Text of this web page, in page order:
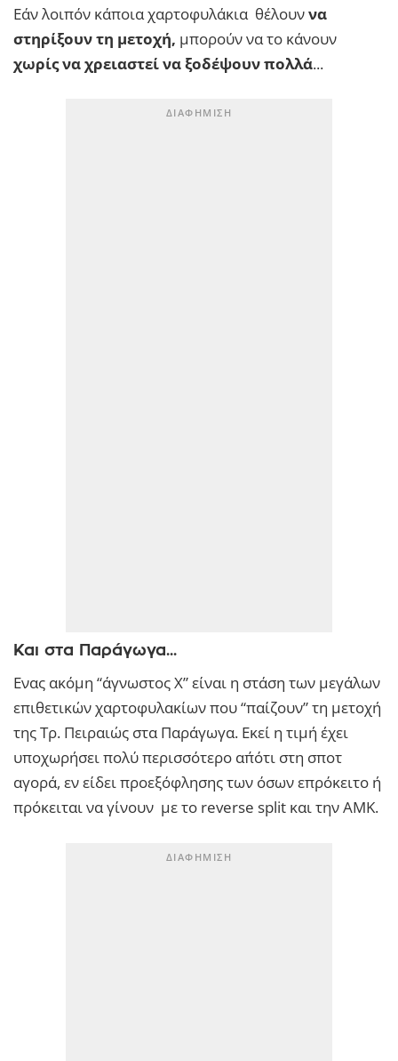
Εάν λοιπόν κάποια χαρτοφυλάκια θέλουννα
στηρίξουν τη μετοχή, μπορούν να το κάνουν
χωρίς να χρειαστεί να ξοδέψουν πολλά...
Και στα Παράγωγα...
Ενας ακόμη “άγνωστος Χ” είναι η στάση των μεγάλων
επιθετικών χαρτοφυλακίων που “παίζουν” τη μετοχή
της Τρ. Πειραιώς στα Παράγωγα. Εκεί η τιμή έχει
υποχωρήσει πολύ περισσότερο απ΄ότι στη σποτ
αγορά, εν είδει προεξόφλησης των όσων επρόκειτο ή
πρόκειται να γίνουν με το reverse split και την ΑΜΚ.